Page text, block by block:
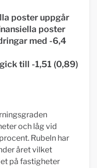
poster uppgår
poster
med -6,4
till -1,51 (0,89)
och låg vid
Rubeln har
året vilket
på fastigheter